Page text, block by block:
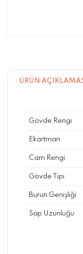
ÜRÜN
Gövde Rengi
Ekartman
Cam Rengi
Gövde Tipi
Burun Genişliği
Sap Uzunluğu